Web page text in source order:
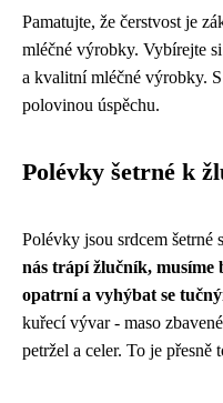
Pamatujte, že čerstvost je
mléčné výrobky. Vybírejte
a kvalitní mléčné výrobky.
polovinou úspěchu.
Polévky šetrné k
Polévky jsou srdcem
nás trápí žlučník,
opatrní a vyhýbat se
kuřecí vývar - maso
petržel a celer. To je přesně